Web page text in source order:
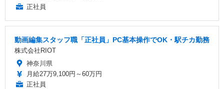
正社員
動画編集スタッフ職「正社員」PC基本操作でOK・駅チカ勤務
株式会社RIOT
神奈川県
月給27万9,100円～60万円
正社員